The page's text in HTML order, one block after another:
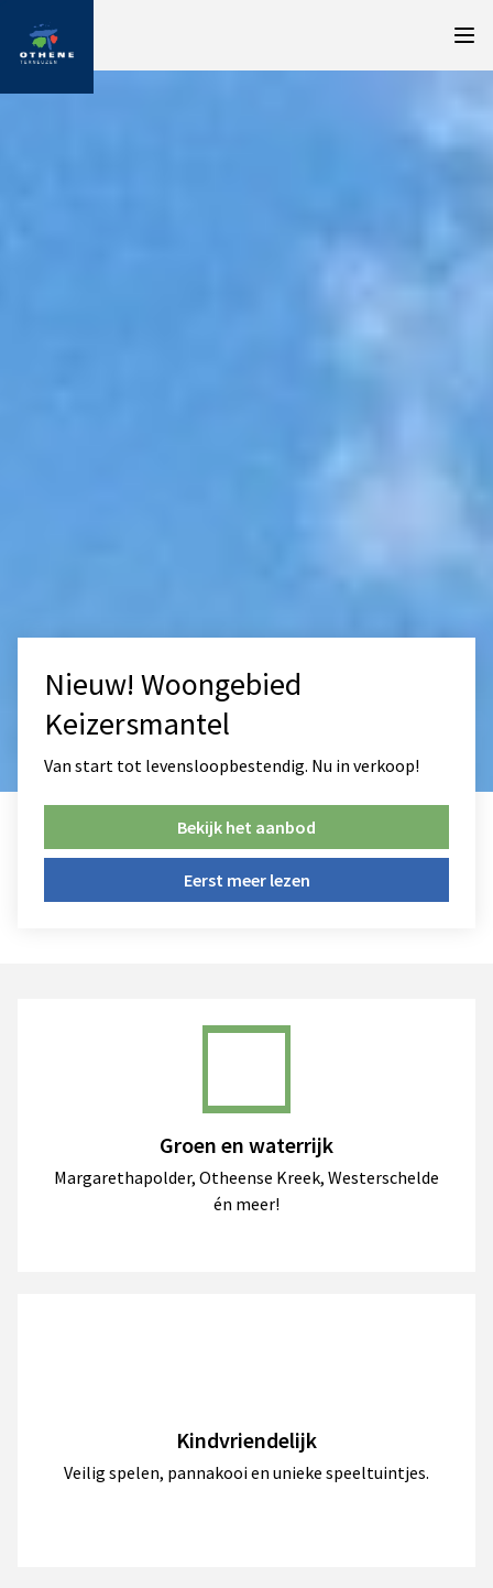
Nieuw! Woongebied
Keizersmantel
Van start tot levensloopbestendig. Nu in verkoop!
Bekijk het aanbod
Eerst meer lezen
Groen en waterrijk
Margarethapolder, Otheense Kreek, Westerschelde
én meer!
Kindvriendelijk
Veilig spelen, pannakooi en unieke speeltuintjes.